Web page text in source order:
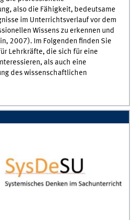
also die Fähigkeit, bedeutsame
im Unterrichtsverlauf vor dem
Wissens zu erkennen und
2007). Im Folgenden finden Sie
Lehrkräfte, die sich für eine
als auch eine
des wissenschaftlichen